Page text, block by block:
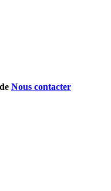
Nous contacter